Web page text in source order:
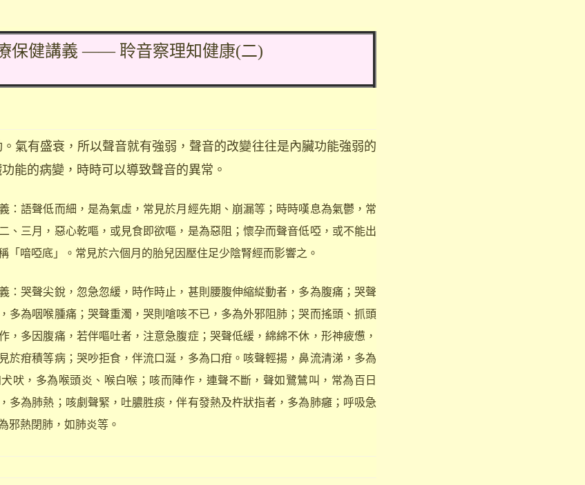
保健講義 —— 聆音察理知健康(二)
有盛衰，所以聲音就有強弱，聲音的改變往往是內臟功能強弱的
能的病變，時時可以導致聲音的異常。
語聲低而細，是為氣虛，常見於月經先期、崩漏等；時時嘆息為氣鬱，常
、三月，惡心乾嘔，或見食即欲嘔，是為惡阻；懷孕而聲音低啞，或不能出
「喑啞底」。常見於六個月的胎兒因壓住足少陰腎經而影響之。
哭聲尖銳，忽急忽緩，時作時止，甚則腰腹伸縮緃動者，多為腹痛；哭聲
多為咽喉腫痛；哭聲重濁，哭則嗆咳不已，多為外邪阻肺；哭而搖頭、抓頭
，多因腹痛，若伴嘔吐者，注意急腹症；哭聲低緩，綿綿不休，形神疲憊，
於疳積等病；哭吵拒食，伴流口涎，多為口疳。咳聲輕揚，鼻流清涕，多為
吠，多為喉頭炎、喉白喉；咳而陣作，連聲不斷，聲如鷺鷥叫，常為百日
多為肺熱；咳劇聲緊，吐膿胜痰，伴有發熱及杵狀指者，多為肺癰；呼吸急
邪熱閉肺，如肺炎等。